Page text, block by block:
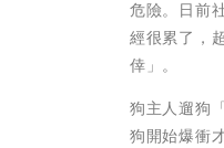
危險。日前
經很累了，
倖」。
狗主人遛狗
狗開始爆衝